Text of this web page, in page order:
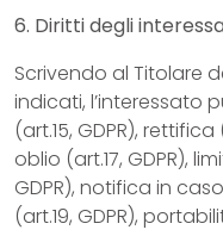
6. Diritti degli
Scrivendo al Titolare
indicati, l’interessato
(art.15, GDPR),
oblio (art.17, GDPR),
GDPR), notifica in
(art.19, GDPR),